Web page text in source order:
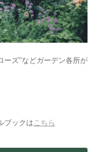
ーズ”などガーデン各所が
ブックは こちら